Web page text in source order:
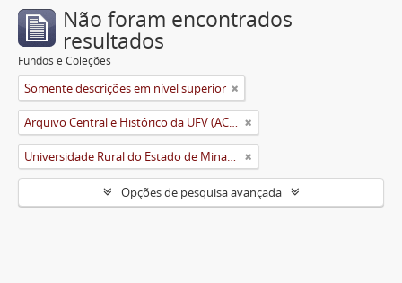
Não foram encontrados
resultados
Fundos e Coleções
Somente descrições em nível superior
Arquivo Central e Histórico da UFV (ACH-UFV)
Universidade Rural do Estado de Minas Gerais (Uremg)
Opções de pesquisa avançada